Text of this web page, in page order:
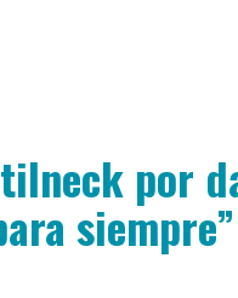
por
siempre”